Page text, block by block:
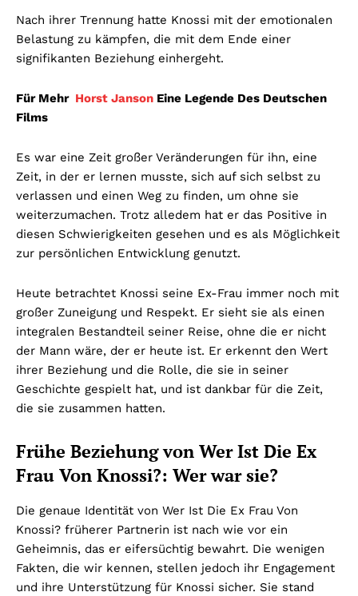
Nach ihrer Trennung hatte Knossi mit der emotionalen
Belastung zu kämpfen, die mit dem Ende einer
signifikanten Beziehung einhergeht.
Für Mehr Horst Janson Eine Legende Des Deutschen
Films
Es war eine Zeit großer Veränderungen für ihn, eine
Zeit, in der er lernen musste, sich auf sich selbst zu
verlassen und einen Weg zu finden, um ohne sie
weiterzumachen. Trotz alledem hat er das Positive in
diesen Schwierigkeiten gesehen und es als Möglichkeit
zur persönlichen Entwicklung genutzt.
Heute betrachtet Knossi seine Ex-Frau immer noch mit
großer Zuneigung und Respekt. Er sieht sie als einen
integralen Bestandteil seiner Reise, ohne die er nicht
der Mann wäre, der er heute ist. Er erkennt den Wert
ihrer Beziehung und die Rolle, die sie in seiner
Geschichte gespielt hat, und ist dankbar für die Zeit,
die sie zusammen hatten.
Frühe Beziehung von Wer Ist Die Ex
Frau Von Knossi?: Wer war sie?
Die genaue Identität von Wer Ist Die Ex Frau Von
Knossi? früherer Partnerin ist nach wie vor ein
Geheimnis, das er eifersüchtig bewahrt. Die wenigen
Fakten, die wir kennen, stellen jedoch ihr Engagement
und ihre Unterstützung für Knossi sicher. Sie stand